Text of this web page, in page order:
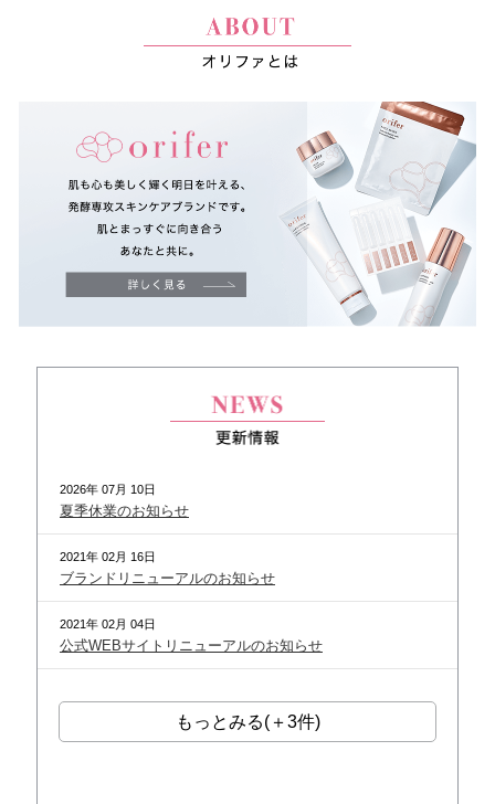
2026年 07月 10日
夏季休業のお知らせ
2021年 02月 16日
ブランドリニューアルのお知らせ
2021年 02月 04日
公式WEBサイトリニューアルのお知らせ
もっとみる(＋3件)